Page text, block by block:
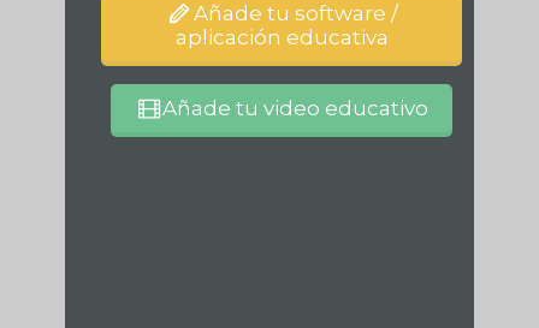
Añade tu software /
aplicación educativa
Añade tu video educativo